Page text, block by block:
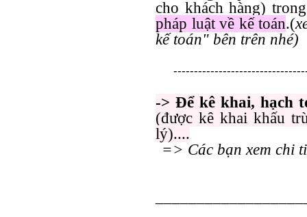
cho khách hàng)
pháp luật về kế toán.(
kế toán" bên trên nhé)
-> Để kê khai, hạch
(được kê khai khấu
lý)....
=> Các bạn xem chi